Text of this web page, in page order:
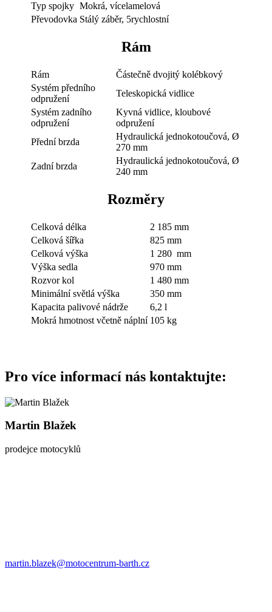
Typ spojky Mokrá, vícelamelová
Převodovka Stálý záběr, 5rychlostní
Rám
Rám
Částečně dvojitý kolébkový
Systém předního
odpružení
Teleskopická vidlice
Systém zadního
odpružení
Kyvná vidlice, kloubové
odpružení
Přední brzda
Hydraulická jednokotoučová, Ø
270 mm
Zadní brzda
Hydraulická jednokotoučová, Ø
240 mm
Rozměry
Celková délka
2 185 mm
Celková šířka
825 mm
Celková výška
1 280 mm
Výška sedla
970 mm
Rozvor kol
1 480 mm
Minimální světlá výška
350 mm
Kapacita palivové nádrže
6,2 l
Mokrá hmotnost včetně náplní 105 kg
Pro více informací nás kontaktujte:
Martin Blažek
prodejce motocyklů
martin.blazek@motocentrum-barth.cz